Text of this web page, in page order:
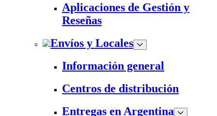
Aplicaciones de Gestión y
Reseñas
Envíos y Locales
Información general
Centros de distribución
Entregas en Argentina